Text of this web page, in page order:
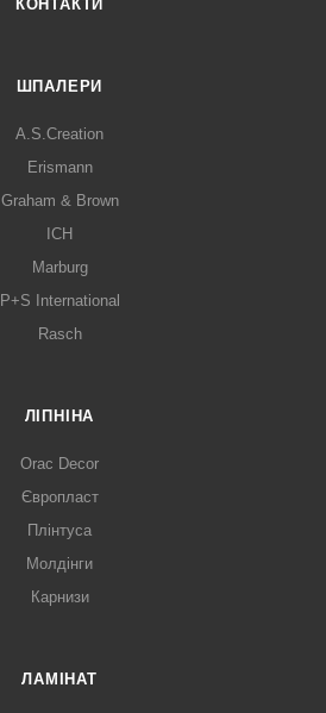
КОНТАКТИ
ШПАЛЕРИ
A.S.Creation
Erismann
Graham & Brown
ICH
Marburg
P+S International
Rasch
ЛІПНІНА
Orac Decor
Європласт
Плінтуса
Молдінги
Карнизи
ЛАМІНАТ